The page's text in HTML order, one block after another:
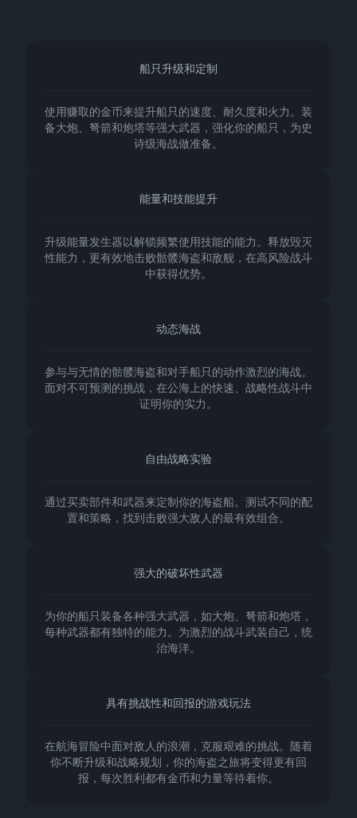
船只升级和定制
使用赚取的金币来提升船只的速度、耐久度和火力。装
备大炮、弩箭和炮塔等强大武器，强化你的船只，为史
诗级海战做准备。
能量和技能提升
升级能量发生器以解锁频繁使用技能的能力。释放毁灭
性能力，更有效地击败骷髅海盗和敌舰，在高风险战斗
中获得优势。
动态海战
参与与无情的骷髅海盗和对手船只的动作激烈的海战。
面对不可预测的挑战，在公海上的快速、战略性战斗中
证明你的实力。
自由战略实验
通过买卖部件和武器来定制你的海盗船。测试不同的配
置和策略，找到击败强大敌人的最有效组合。
强大的破坏性武器
为你的船只装备各种强大武器，如大炮、弩箭和炮塔，
每种武器都有独特的能力。为激烈的战斗武装自己，统
治海洋。
具有挑战性和回报的游戏玩法
在航海冒险中面对敌人的浪潮，克服艰难的挑战。随着
你不断升级和战略规划，你的海盗之旅将变得更有回
报，每次胜利都有金币和力量等待着你。